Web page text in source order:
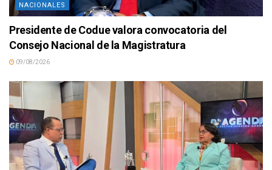
NACIONALES
Presidente de Codue valora convocatoria del
Consejo Nacional de la Magistratura
09/08/2026